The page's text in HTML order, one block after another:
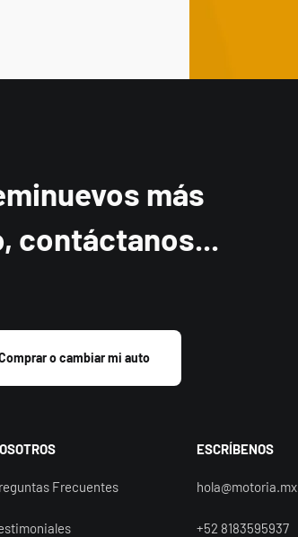
más
contáctanos...
o cambiar mi auto
Frecuentes
ESCRÍBENOS
hola@motoria.mx
+52 8183595937